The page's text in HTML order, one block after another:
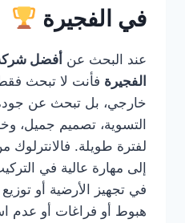
في الفجيرة
عند البحث عن أفضل
الفجيرة فأنت لا تبحث
خارجي، بل تبحث عن
التسوية، تصميم جميل،
لفترة طويلة. فالانترلوك
إلى مهارة عالية في
في تجهيز الأرضية أو
هبوط أو فراغات أو عدم